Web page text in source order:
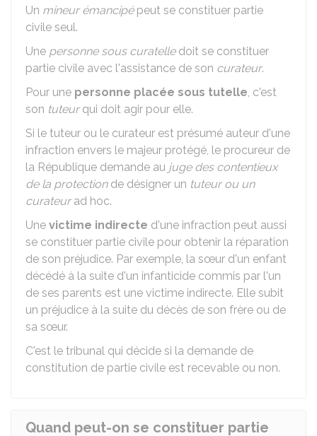
Un mineur émancipépeut se constituer partie
civile seul.
Une personne sous curatelledoit se constituer
partie civile avec l'assistance de son curateur.
Pour une personne placée sous tutelle, c'est
son tuteurqui doit agir pour elle.
Si le tuteur ou le curateur est présumé auteur d'une
infraction envers le majeur protégé, le procureur de
la République demande au juge des contentieux
de la protectionde désigner un tuteur ou un
curateur ad hoc.
Une victime indirecte d'une infraction peut aussi
se constituer partie civile pour obtenir la réparation
de son préjudice. Par exemple, la sœur d'un enfant
décédé à la suite d'un infanticide commis par l'un
de ses parents est une victime indirecte. Elle subit
un préjudice à la suite du décès de son frère ou de
sa sœur.
C'est le tribunal qui décide si la demande de
constitution de partie civile est recevable ou non.
Quand peut-on se constituer partie